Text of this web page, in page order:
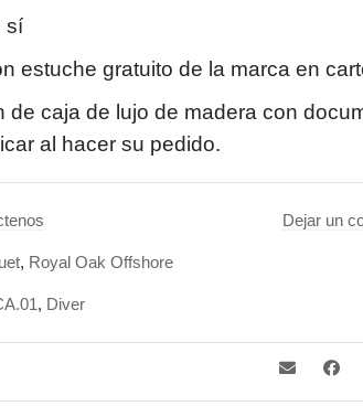
sí
estuche gratuito de la marca en
de caja de lujo de madera con
al hacer su pedido.
Dejar un
, Royal Oak Offshore
, Diver